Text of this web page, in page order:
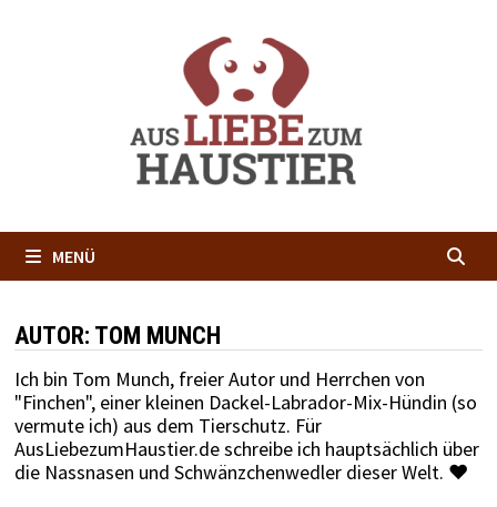
MENÜ
AUTOR: TOM MUNCH
Ich bin Tom Munch, freier Autor und Herrchen von
"Finchen", einer kleinen Dackel-Labrador-Mix-Hündin (so
vermute ich) aus dem Tierschutz. Für
AusLiebezumHaustier.de schreibe ich hauptsächlich über
die Nassnasen und Schwänzchenwedler dieser Welt. ♥